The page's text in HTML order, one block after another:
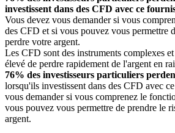
investissent dans des CFD avec ce
Vous devez vous demander si vous
des CFD et si vous pouvez vous permettre
perdre votre argent.
Les CFD sont des instruments complexes
élevé de perdre rapidement de l'argent en
76% des investisseurs particuliers
lorsqu'ils investissent dans des CFD avec
vous demander si vous comprenez le
vous pouvez vous permettre de prendre le
argent.